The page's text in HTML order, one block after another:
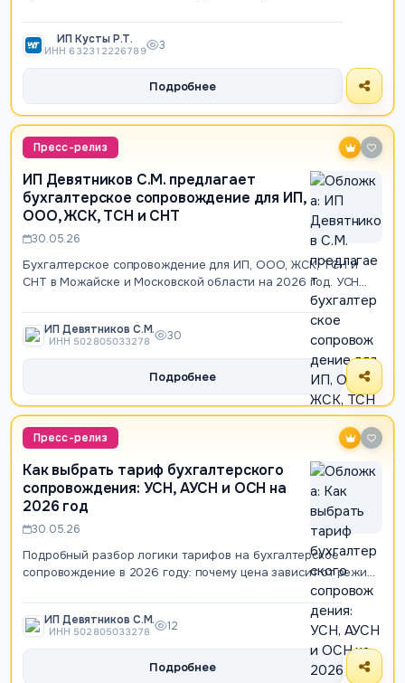
ИП Кусты Р.Т.
ИНН 632312226789 3
Подробнее
Пресс-релиз
ИП Девятников С.М. предлагает
бухгалтерское сопровождение для ИП,
ООО, ЖСК, ТСН и СНТ
30.05.26
Бухгалтерское сопровождение для ИП, ООО, ЖСК, ТСН и
СНТ в Можайске и Московской области на 2026 год. УСН
ИП Девятников С.М.
ИНН 502805033278 30
Подробнее
Пресс-релиз
Как выбрать тариф бухгалтерского
сопровождения: УСН, АУСН и ОСН на
2026 год
30.05.26
Подробный разбор логики тарифов на бухгалтерское
сопровождение в 2026 году: почему цена зависит от режима
ИП Девятников С.М.
ИНН 502805033278 12
Подробнее